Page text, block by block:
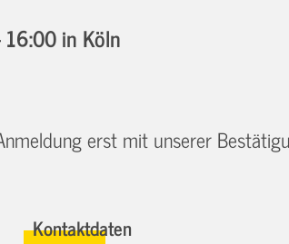
in Köln
erst mit unserer
Kontaktdaten